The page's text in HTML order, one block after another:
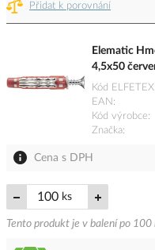
Přidat k porovnání
Elematic
4,5x50
Kód ELFETEX
EAN
Kód výrobce
Značka
Cena s DPH
ks
Tento produkt je v balení po 100